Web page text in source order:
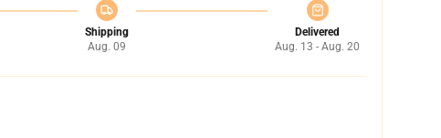
Shipping
Aug. 09
Delivered
Aug. 13 - Aug. 20